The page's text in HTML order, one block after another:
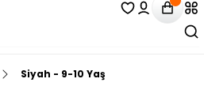
Siyah - 9-10 Yaş